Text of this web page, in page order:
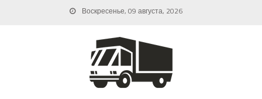
Воскресенье, 09 августа, 2026